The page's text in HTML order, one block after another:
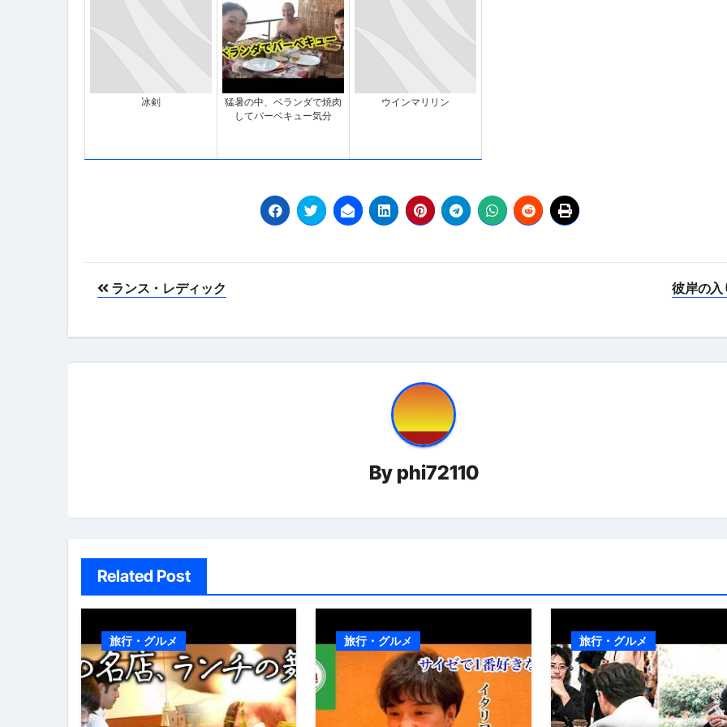
冰剣
猛暑の中、ベランダで焼肉
してバーベキュー気分
ウインマリリン
投
ナ
ョ
ランス・レディック 彼岸の
By phi72110
Related Post
旅行・グルメ 旅行・グルメ 旅行・グルメ